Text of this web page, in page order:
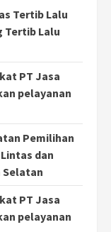
Tertib Lalu
Tertib Lalu
PT Jasa
pelayanan
Pemilihan
dan
Selatan
PT Jasa
pelayanan